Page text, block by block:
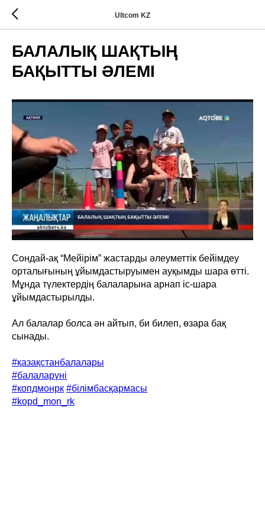
Ultcom KZ
БАЛАЛЫҚ ШАҚТЫҢ
БАҚЫТТЫ ӘЛЕМІ
Сондай-ақ “Мейірім” жастарды әлеуметтік бейімдеу
орталығының ұйымдастыруымен ауқымды шара өтті.
Мұнда түлектердің балаларына арнап іс-шара
ұйымдастырылды.
Ал балалар болса ән айтып, би билеп, өзара бақ
сынады.
#қазақстанбалалары
#балаларүні
#копдмонрк #білімбасқармасы
#kopd_mon_rk